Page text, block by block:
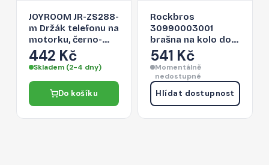
JOYROOM JR-ZS288-
m Držák telefonu na
motorku, černo-
červený
442 Kč
Skladem (2-4 dny)
Do košíku
Rockbros
30990003001
brašna na kolo do
držáku na láhev -
černá
541 Kč
Momentálně
nedostupné
Hlídat dostupnost